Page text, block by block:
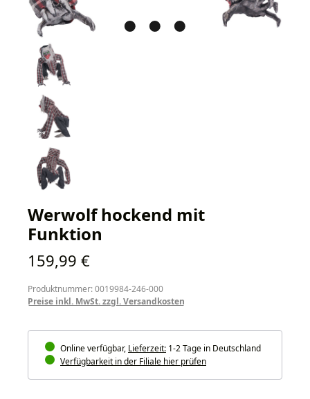
Werwolf hockend mit
Funktion
Regulärer Preis:
159,99 €
Produktnummer: 0019984-246-000
Preise inkl. MwSt. zzgl. Versandkosten
Online verfügbar, Lieferzeit: 1-2 Tage in Deutschland
Verfügbarkeit in der Filiale hier prüfen